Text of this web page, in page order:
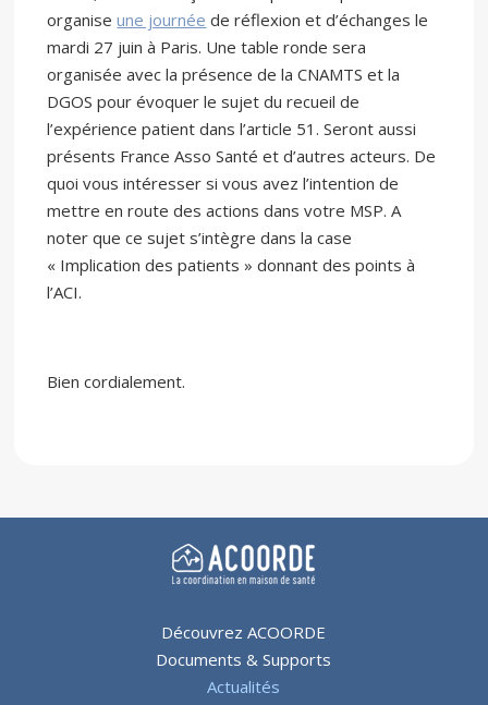
organiseune journée de réflexion et d’échanges le
mardi 27 juin à Paris. Une table ronde sera
organisée avec la présence de la CNAMTS et la
DGOS pour évoquer le sujet du recueil de
l’expérience patient dans l’article 51. Seront aussi
présents France Asso Santé et d’autres acteurs. De
quoi vous intéresser si vous avez l’intention de
mettre en route des actions dans votre MSP. A
noter que ce sujet s’intègre dans la case
« Implication des patients » donnant des points à
l’ACI.
Bien cordialement.
Découvrez ACOORDE
Documents & Supports
Actualités